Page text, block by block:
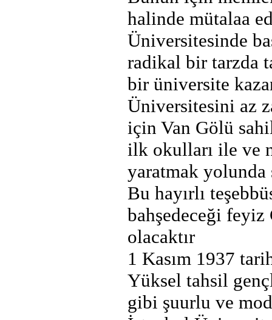
halinde mütalaa
Üniversitesinde
radikal bir tarzda
bir üniversite
Üniversitesini az
için Van Gölü
ilk okulları ile ve
yaratmak
Bu hayırlı
bahşedeceği
olacaktır
1 Kasım 1937
Yüksel tahsil
gibi şuurlu ve